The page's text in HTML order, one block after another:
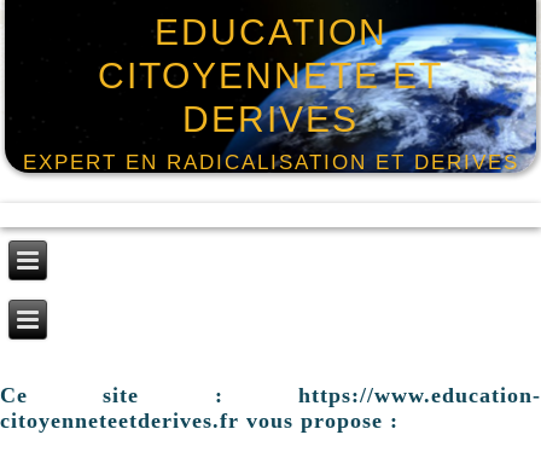
EDUCATION
CITOYENNETE ET
DERIVES
EXPERT EN RADICALISATION ET DERIVES
Ce site : https://www.education-
citoyenneteetderives.fr vous propose :